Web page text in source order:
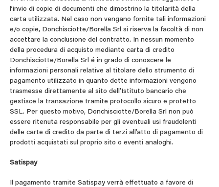
l’invio di copie di documenti che dimostrino la titolarità della
carta utilizzata. Nel caso non vengano fornite tali informazioni
e/o copie, Donchisciotte/Borella Srl si riserva la facoltà di non
accettare la conclusione del contratto. In nessun momento
della procedura di acquisto mediante carta di credito
Donchisciotte/Borella Srl é in grado di conoscere le
informazioni personali relative al titolare dello strumento di
pagamento utilizzato in quanto dette informazioni vengono
trasmesse direttamente al sito dell’Istituto bancario che
gestisce la transazione tramite protocollo sicuro e protetto
SSL. Per questo motivo, Donchisciotte/Borella Srl non può
essere ritenuta responsabile per gli eventuali usi fraudolenti
delle carte di credito da parte di terzi all’atto di pagamento di
prodotti acquistati sul proprio sito o eventi analoghi.
Satispay
Il pagamento tramite Satispay verrà effettuato a favore di